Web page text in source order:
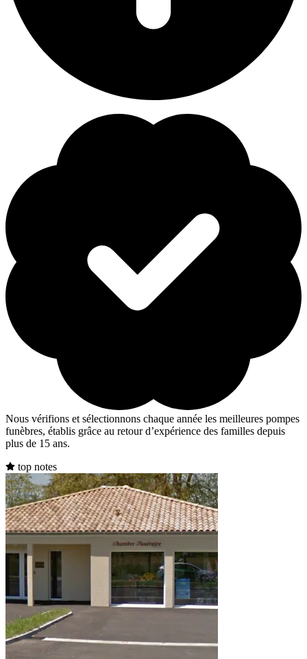
Nous vérifions et sélectionnons chaque année les meilleures pompes
funèbres, établis grâce au retour d’expérience des familles depuis
plus de 15 ans.
top notes